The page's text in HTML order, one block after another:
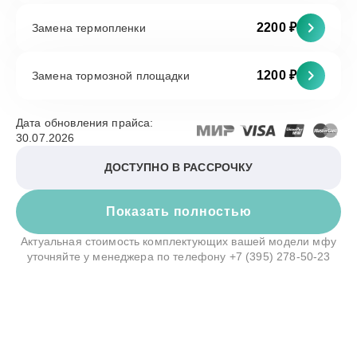
Замена термопленки 2200 ₽
Замена тормозной площадки 1200 ₽
Показать полностью
Дата обновления прайса:
30.07.2026
ДОСТУПНО В РАССРОЧКУ
Актуальная стоимость комплектующих вашей модели мфу
уточняйте у менеджера по телефону +7 (395) 278-50-23